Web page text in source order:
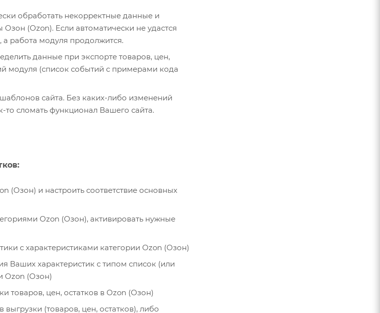
обработать некорректные данные и
(Ozon). Если автоматически не удастся
работа модуля продолжится.
данные при экспорте товаров, цен,
модуля (список событий с примерами кода
сайта. Без каких-либо изменений
то сломать функционал Вашего сайта.
(Озон) и настроить соответствие основных
Ozon (Озон), активировать нужные
с характеристиками категории Ozon (Озон)
Ваших характеристик с типом список (или
Ozon (Озон)
товаров, цен, остатков в Ozon (Озон)
(товаров, цен, остатков), либо